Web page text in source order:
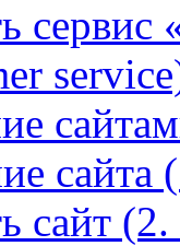
сервис
сайта
сайт